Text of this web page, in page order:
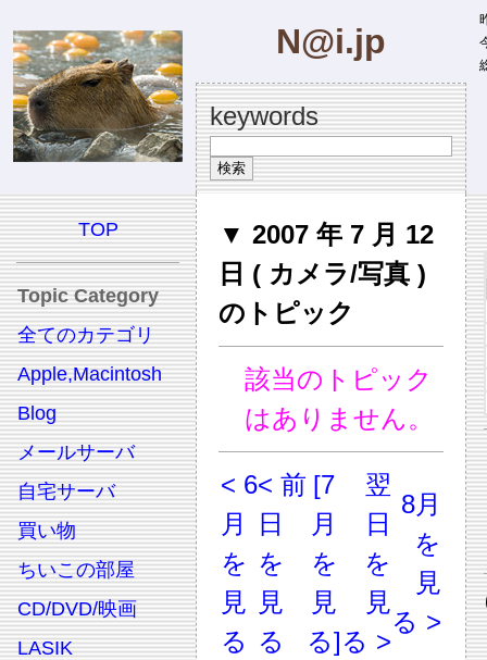
N@i.jp
keywords
TOP
Topic Category
全てのカテゴリ
Apple,Macintosh
Blog
メールサーバ
自宅サーバ
買い物
ちいこの部屋
CD/DVD/映画
LASIK
▼ 2007 年 7 月 12
日 ( カメラ/写真 )
のトピック
該当のトピック
はありません。
< 6
月
を
見
る
< 前
日
を
見
る
[7
月
を
見
る]
翌
日
を
見
る >
8月
を
見
る >